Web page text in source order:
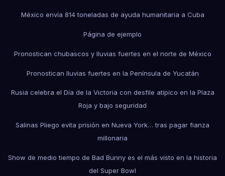
México envía 814 toneladas de ayuda humanitaria a Cuba
Página de ejemplo
Pronostican chubascos y lluvias fuertes en el norte de México
Pronostican lluvias fuertes en la Península de Yucatán
Rusia celebra el Día de la Victoria con desfile atípico en la Plaza
Roja y bajo seguridad
Salinas Pliego evita prisión en Nueva York… tras pagar fianza
millonaria
Show de medio tiempo de Bad Bunny es el más visto en la historia
del Super Bowl